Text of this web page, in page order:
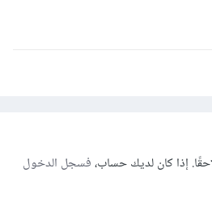
إذا كان لديك حساب،فسجل الدخول